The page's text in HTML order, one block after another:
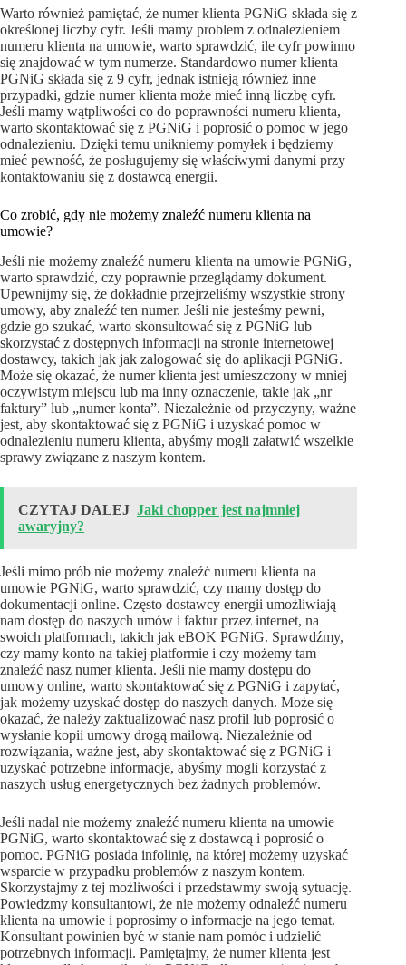
Warto również pamiętać, że numer klienta PGNiG składa się z
określonej liczby cyfr. Jeśli mamy problem z odnalezieniem
numeru klienta na umowie, warto sprawdzić, ile cyfr powinno
się znajdować w tym numerze. Standardowo numer klienta
PGNiG składa się z 9 cyfr, jednak istnieją również inne
przypadki, gdzie numer klienta może mieć inną liczbę cyfr.
Jeśli mamy wątpliwości co do poprawności numeru klienta,
warto skontaktować się z PGNiG i poprosić o pomoc w jego
odnalezieniu. Dzięki temu unikniemy pomyłek i będziemy
mieć pewność, że posługujemy się właściwymi danymi przy
kontaktowaniu się z dostawcą energii.
Co zrobić, gdy nie możemy znaleźć numeru klienta na
umowie?
Jeśli nie możemy znaleźć numeru klienta na umowie PGNiG,
warto sprawdzić, czy poprawnie przeglądamy dokument.
Upewnijmy się, że dokładnie przejrzeliśmy wszystkie strony
umowy, aby znaleźć ten numer. Jeśli nie jesteśmy pewni,
gdzie go szukać, warto skonsultować się z PGNiG lub
skorzystać z dostępnych informacji na stronie internetowej
dostawcy, takich jak jak zalogować się do aplikacji PGNiG.
Może się okazać, że numer klienta jest umieszczony w mniej
oczywistym miejscu lub ma inny oznaczenie, takie jak „nr
faktury” lub „numer konta”. Niezależnie od przyczyny, ważne
jest, aby skontaktować się z PGNiG i uzyskać pomoc w
odnalezieniu numeru klienta, abyśmy mogli załatwić wszelkie
sprawy związane z naszym kontem.
CZYTAJ DALEJ Jaki chopper jest najmniej
awaryjny?
Jeśli mimo prób nie możemy znaleźć numeru klienta na
umowie PGNiG, warto sprawdzić, czy mamy dostęp do
dokumentacji online. Często dostawcy energii umożliwiają
nam dostęp do naszych umów i faktur przez internet, na
swoich platformach, takich jak eBOK PGNiG. Sprawdźmy,
czy mamy konto na takiej platformie i czy możemy tam
znaleźć nasz numer klienta. Jeśli nie mamy dostępu do
umowy online, warto skontaktować się z PGNiG i zapytać,
jak możemy uzyskać dostęp do naszych danych. Może się
okazać, że należy zaktualizować nasz profil lub poprosić o
wysłanie kopii umowy drogą mailową. Niezależnie od
rozwiązania, ważne jest, aby skontaktować się z PGNiG i
uzyskać potrzebne informacje, abyśmy mogli korzystać z
naszych usług energetycznych bez żadnych problemów.
Jeśli nadal nie możemy znaleźć numeru klienta na umowie
PGNiG, warto skontaktować się z dostawcą i poprosić o
pomoc. PGNiG posiada infolinię, na której możemy uzyskać
wsparcie w przypadku problemów z naszym kontem.
Skorzystajmy z tej możliwości i przedstawmy swoją sytuację.
Powiedzmy konsultantowi, że nie możemy odnaleźć numeru
klienta na umowie i poprosimy o informacje na jego temat.
Konsultant powinien być w stanie nam pomóc i udzielić
potrzebnych informacji. Pamiętajmy, że numer klienta jest